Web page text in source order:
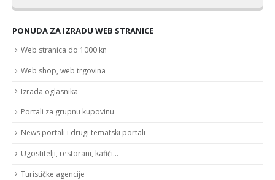
PONUDA ZA IZRADU WEB STRANICE
Web stranica do 1000 kn
Web shop, web trgovina
Izrada oglasnika
Portali za grupnu kupovinu
News portali i drugi tematski portali
Ugostitelji, restorani, kafići…
Turističke agencije